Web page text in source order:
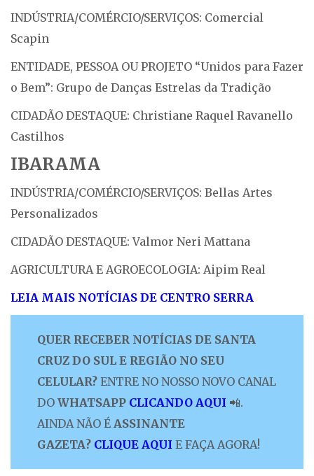
INDÚSTRIA/COMÉRCIO/SERVIÇOS: Comercial
Scapin
ENTIDADE, PESSOA OU PROJETO “Unidos para Fazer
o Bem”: Grupo de Danças Estrelas da Tradição
CIDADÃO DESTAQUE: Christiane Raquel Ravanello
Castilhos
IBARAMA
INDÚSTRIA/COMÉRCIO/SERVIÇOS: Bellas Artes
Personalizados
CIDADÃO DESTAQUE: Valmor Neri Mattana
AGRICULTURA E AGROECOLOGIA: Aipim Real
LEIA MAIS NOTÍCIAS DE CENTRO SERRA
QUER RECEBER NOTÍCIAS DE SANTA
CRUZ DO SUL E REGIÃO NO SEU
CELULAR? ENTRE NO NOSSO NOVO CANAL
DO WHATSAPP CLICANDO AQUI 📲.
AINDA NÃO É ASSINANTE
GAZETA? CLIQUE AQUI E FAÇA AGORA!